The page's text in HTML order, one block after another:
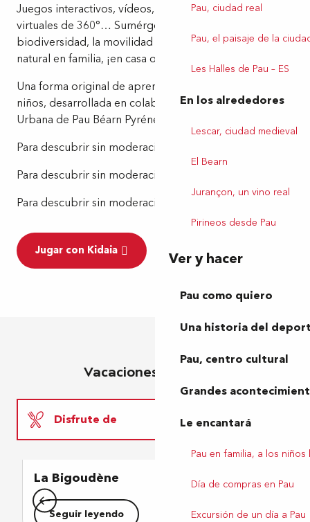
Pau, ciudad real
Pau, el paisaje de la
Les Halles de Pau – ES
En los alrededores
Lescar, ciudad medieval
El Bearn
Jurançon, un vino real
Pirineos desde Pau
Ver y hacer
Pau como quiero
Una historia del
Pau, centro cultural
Grandes
Le encantará
Pau en familia, a los niños
Día de compras en Pau
Excursión de un día a Pau
Juegos interactivos, vídeos, concursos, recorridos
virtuales de 360°… Sumérgete en el mundo de la
biodiversidad, la movilidad suave o el patrimonio
natural en familia, ¡en casa o fuera de ella!¡
Una forma original de aprender ecología al nivel de los
niños, desarrollada en colaboración con la Comunidad
Urbana de Pau Béarn Pyrénées.
Para descubrir sin moderación, ¡incluso cuando llueve!
Para descubrir sin moderación, ¡incluso cuando llueve!
Para descubrir sin moderación, incluso cuando llueve!
Jugar con Kidaia
Vacaciones en familia
Disfrute de
Diviértete
La Bigoudène
Seguir leyendo